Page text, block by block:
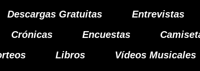
Descargas Gratuitas Entrevistas
Crónicas Encuestas
Libros Vídeos Musicales